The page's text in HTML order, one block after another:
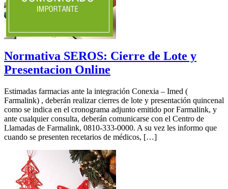
Normativa SEROS: Cierre de Lote y
Presentacion Online
Estimadas farmacias ante la integración Conexia – Imed (
Farmalink) , deberán realizar cierres de lote y presentación quincenal
como se indica en el cronograma adjunto emitido por Farmalink, y
ante cualquier consulta, deberán comunicarse con el Centro de
Llamadas de Farmalink, 0810-333-0000. A su vez les informo que
cuando se presenten recetarios de médicos, […]